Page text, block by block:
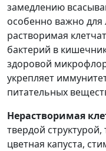
замедлению
особенно важно
растворимая
бактерий в
здоровой
укрепляет
питательных
Нерастворимая
твердой
цветная капуста,